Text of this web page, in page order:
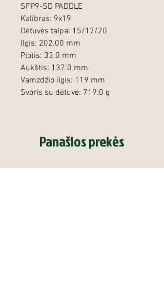
SFP9-SD PADDLE
Kalibras: 9x19
Dėtuvės talpa: 15/17/20
Ilgis: 202.00 mm
Plotis: 33.0 mm
Aukštis: 137.0 mm
Vamzdžio ilgis: 119 mm
Svoris su dėtuve: 719.0 g
Panašios prekės